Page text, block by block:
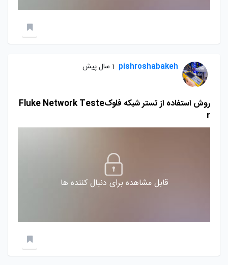
pishroshabakeh 1 سال پیش
روش استفاده از تستر شبکه فلوکFluke Network Teste
r
قابل مشاهده برای دنبال کننده ها